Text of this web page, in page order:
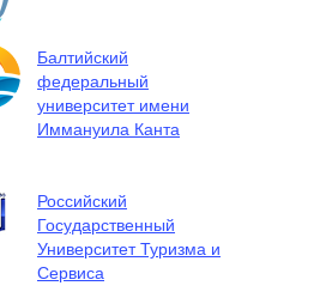
Балтийский
федеральный
университет имени
Иммануила Канта
Российский
Государственный
Университет Туризма и
Сервиса